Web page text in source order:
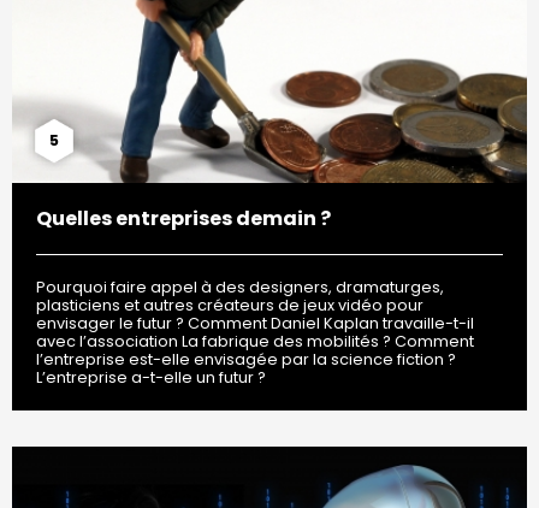
5
Quelles entreprises demain ?
Pourquoi faire appel à des designers, dramaturges,
plasticiens et autres créateurs de jeux vidéo pour
envisager le futur ? Comment Daniel Kaplan travaille-t-il
avec l’association La fabrique des mobilités ? Comment
l’entreprise est-elle envisagée par la science fiction ?
L’entreprise a-t-elle un futur ?